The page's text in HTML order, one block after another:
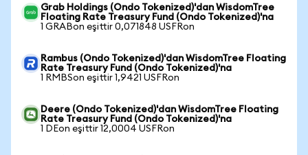
Grab Holdings (Ondo Tokenized)'dan WisdomTree
Floating Rate Treasury Fund (Ondo Tokenized)'na
1 GRABon eşittir 0,071848 USFRon
Rambus (Ondo Tokenized)'dan WisdomTree Floating
Rate Treasury Fund (Ondo Tokenized)'na
1 RMBSon eşittir 1,9421 USFRon
Deere (Ondo Tokenized)'dan WisdomTree Floating
Rate Treasury Fund (Ondo Tokenized)'na
1 DEon eşittir 12,0004 USFRon